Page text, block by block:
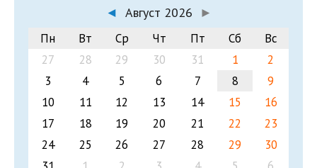
◄ Август 2026 ►
Пн Вт Ср Чт Пт Сб
Вс
27
28 29 30 31 1
2
3
4 5 6 7 8
9
10
11 12 13 14 15
16
17
18 19 20 21 22
23
24
25 26 27 28 29
30